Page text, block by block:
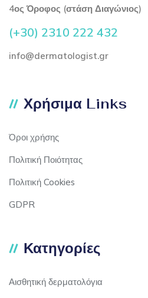
4ος Όροφος (στάση Διαγώνιος)
(+30) 2310 222 432
info@dermatologist.gr
Χρήσιμα Links
Όροι χρήσης
Πολιτική Ποιότητας
Πολιτική Cookies
GDPR
Κατηγορίες
Αισθητική δερματολόγια